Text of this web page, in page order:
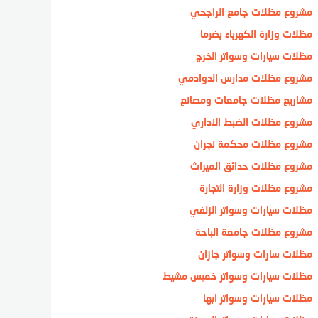
مشروع مظلات جامع الراجحي
مظلات وزارة الكهرباء بضرما
مظلات سيارات وسواتر الخرج
مشروع مظلات مدارس الدوادمي
مشاريع مظلات جامعات ومصانع
مشروع مظلات الضبط الاداري
مشروع مظلات محكمة نجران
مشروع مظلات حدائق الميراث
مشروع مظلات وزارة التجارة
مظلات سيارات وسواتر الزلفي
مشروع مظلات جامعة الباحة
مظلات سارات وسواتر جازان
مظلات سيارات وسواتر خميس مشيط
مظلات سيارات وسواتر ابها